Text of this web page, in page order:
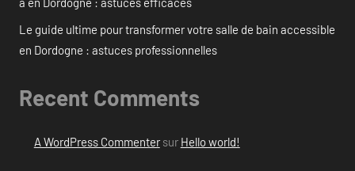
Le guide ultime pour transformer votre salle de bain accessible
en Dordogne : astuces professionnelles
Recent Comments
A WordPress Commentersur Hello world!